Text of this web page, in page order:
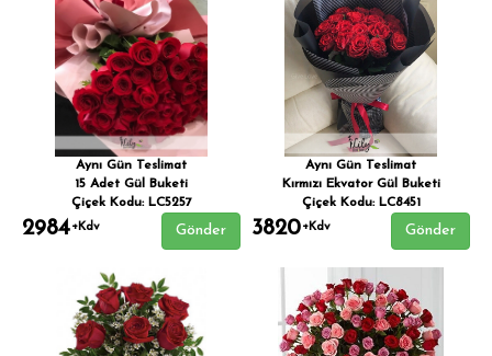
Aynı Gün Teslimat
15 Adet Gül Buketi
Çiçek Kodu: LC5257
2984+Kdv Gönder
Aynı Gün Teslimat
Kırmızı Ekvator Gül Buketi
Çiçek Kodu: LC8451
3820+Kdv Gönder